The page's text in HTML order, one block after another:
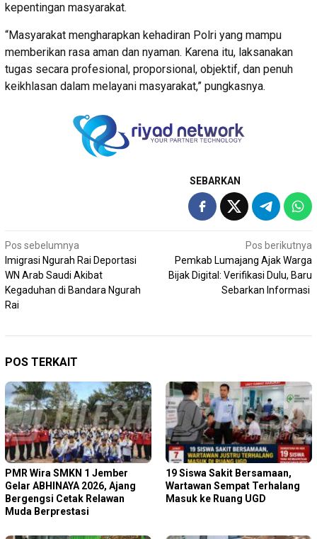
kepentingan masyarakat.
“Masyarakat mengharapkan kehadiran Polri yang mampu
memberikan rasa aman dan nyaman. Karena itu, laksanakan
tugas secara profesional, proporsional, objektif, dan penuh
keikhlasan dalam melayani masyarakat,” pungkasnya.
SEBARKAN
Navigasi
pos
Pos sebelumnya
Imigrasi Ngurah Rai Deportasi
WN Arab Saudi Akibat
Kegaduhan di Bandara Ngurah
Rai
Pos berikutnya
Pemkab Lumajang Ajak Warga
Bijak Digital: Verifikasi Dulu, Baru
Sebarkan Informasi
POS TERKAIT
PMR Wira SMKN 1 Jember
Gelar ABHINAYA 2026, Ajang
Bergengsi Cetak Relawan
Muda Berprestasi
19 Siswa Sakit Bersamaan,
Wartawan Sempat Terhalang
Masuk ke Ruang UGD